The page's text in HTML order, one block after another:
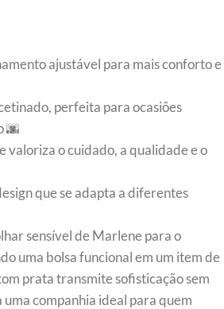
ajustável para mais conforto e
perfeita para ocasiões
🌆
valoriza o cuidado, a qualidade e o
que se adapta a diferentes
sensível de Marlene para o
uma bolsa funcional em um item de
prata transmite sofisticação sem
companhia ideal para quem